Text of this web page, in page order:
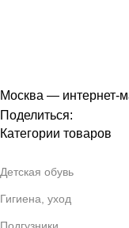
Москва — интернет-
Поделиться:
Категории товаров
Детская обувь
Гигиена, уход
Подгузники